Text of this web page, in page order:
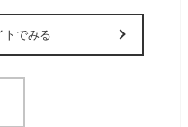
トでみる